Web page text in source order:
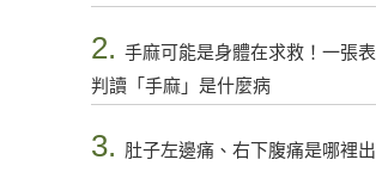
2. 手麻可能是身體在求救！一張表
判讀「手麻」是什麼病
3. 肚子左邊痛、右下腹痛是哪裡出